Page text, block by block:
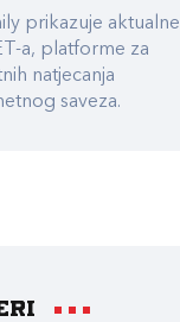
prikazuje aktualne
a, platforme za
natjecanja
saveza.